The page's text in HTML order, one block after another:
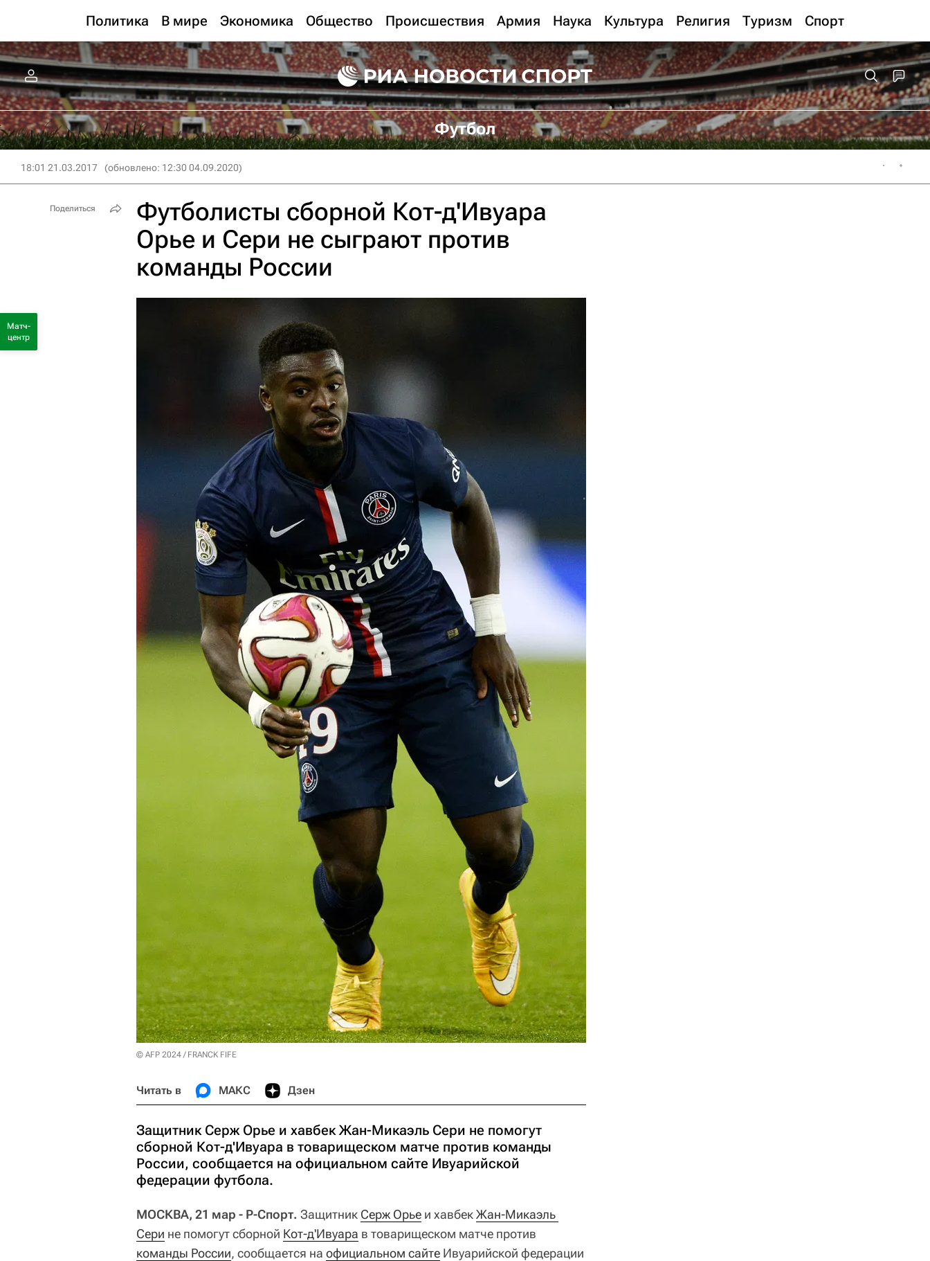
Политика В мире Экономика Общество Происшествия Армия Наука Культура Религия Туризм Спорт
Футбол
18:01 21.03.2017 (обновлено: 12:30 04.09.2020)
Футболисты сборной Кот-д'Ивуара
Орье и Сери не сыграют против
команды России
© AFP 2024 / FRANCK FIFE
Читать в МАКС Дзен
Защитник Серж Орье и хавбек Жан-Микаэль Сери не помогут
сборной Кот-д'Ивуара в товарищеском матче против команды
России, сообщается на официальном сайте Ивуарийской
федерации футбола.
МОСКВА, 21 мар - Р-Спорт. Защитник Серж Орье и хавбекЖан-Микаэль
Сери не помогут сборной Кот-д'Ивуара в товарищеском матче против
команды России, сообщается на официальном сайте Ивуарийской федерации
Поделиться
Матч-
центр